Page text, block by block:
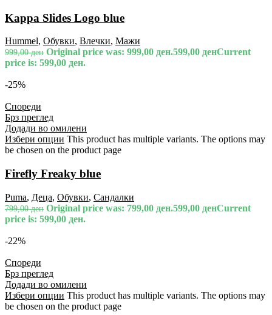
Kappa Slides Logo blue
Hummel, Обувки, Влечки, Мажи
999,00ден Original price was: 999,00 ден.599,00 денCurrent
price is: 599,00 ден.
-25%
Спореди
Брз преглед
Додади во омилени
Избери опции This product has multiple variants. The options may
be chosen on the product page
Firefly Freaky blue
Puma, Деца, Обувки, Сандалки
799,00ден Original price was: 799,00 ден.599,00 денCurrent
price is: 599,00 ден.
-22%
Спореди
Брз преглед
Додади во омилени
Избери опции This product has multiple variants. The options may
be chosen on the product page